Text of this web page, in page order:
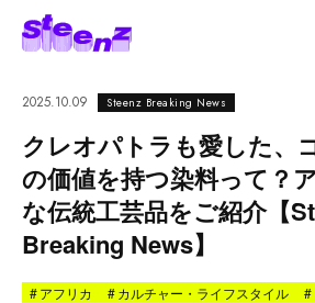
2025.10.09 Steenz Breaking News
クレオパトラも愛した、
の価値を持つ染料って？
な伝統工芸品をご紹介【
Breaking News】
#アフリカ #カルチャー・ライフスタイル #